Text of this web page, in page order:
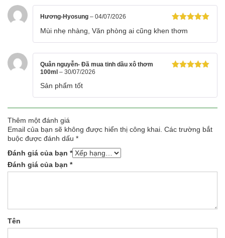
Được xếp
hạng
sao
Hương-Hyosung – 04/07/2026
Mùi nhẹ nhàng, Văn phòng ai cũng khen thơm
Quân nguyễn- Đã mua tinh dầu xô thơm
100ml – 30/07/2026
Sản phẩm tốt
Thêm một đánh giá
Email của bạn sẽ không được hiển thị công khai. Các trường bắt
buộc được đánh dấu *
Đánh giá của bạn *
Đánh giá của bạn *
Tên